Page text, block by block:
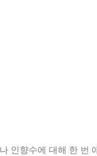
인향수에 대해 한 번